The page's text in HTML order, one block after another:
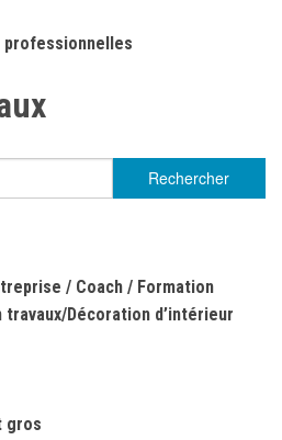
professionnelles
/ Coach / Formation
Décoration d’intérieur
gros